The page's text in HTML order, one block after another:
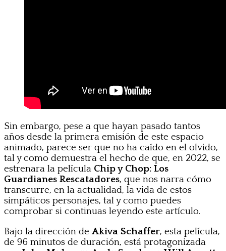
Sin embargo, pese a que hayan pasado tantos
años desde la primera emisión de este espacio
animado, parece ser que no ha caído en el olvido,
tal y como demuestra el hecho de que, en 2022, se
estrenara la película Chip y Chop: Los
Guardianes Rescatadores, que nos narra cómo
transcurre, en la actualidad, la vida de estos
simpáticos personajes, tal y como puedes
comprobar si continuas leyendo este artículo.
Bajo la dirección de Akiva Schaffer, esta película,
de 96 minutos de duración, está protagonizada